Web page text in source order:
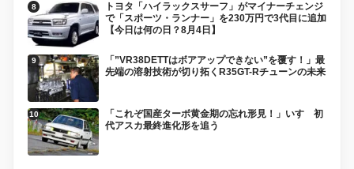
トヨタ「ハイラックスサーフ」がマイナーチェンジ
で「スポーツ・ランナー」を230万円で3代目に追加
【今日は何の日？8月4日】
「”VR38DETTはボアアップできない”を覆す！」最
先端の溶射技術が切り拓くR35GT-Rチューンの未来
「これぞ国産ターボ黄金期の忘れ形見！」いすゞ初
代アスカ最終進化形を追う